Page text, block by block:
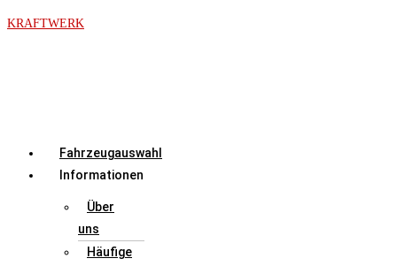
Zum
KRAFTWERK
Menü
Fahrzeugauswahl
Informationen
Über
uns
Häufige